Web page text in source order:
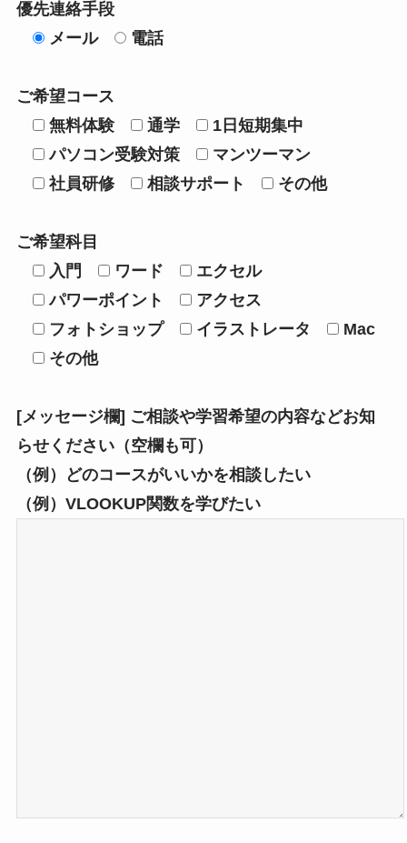
優先連絡手段
メール
電話
ご希望コース
無料体験
通学
1日短期集中
パソコン受験対策
マンツーマン
社員研修
相談サポート その他
ご希望科目
入門
ワード
エクセル
パワーポイント
アクセス
フォトショップ
イラストレータ
Mac
その他
[メッセージ欄] ご相談や学習希望の内容などお知
らせください（空欄も可）
（例）どのコースがいいかを相談したい
（例）VLOOKUP関数を学びたい